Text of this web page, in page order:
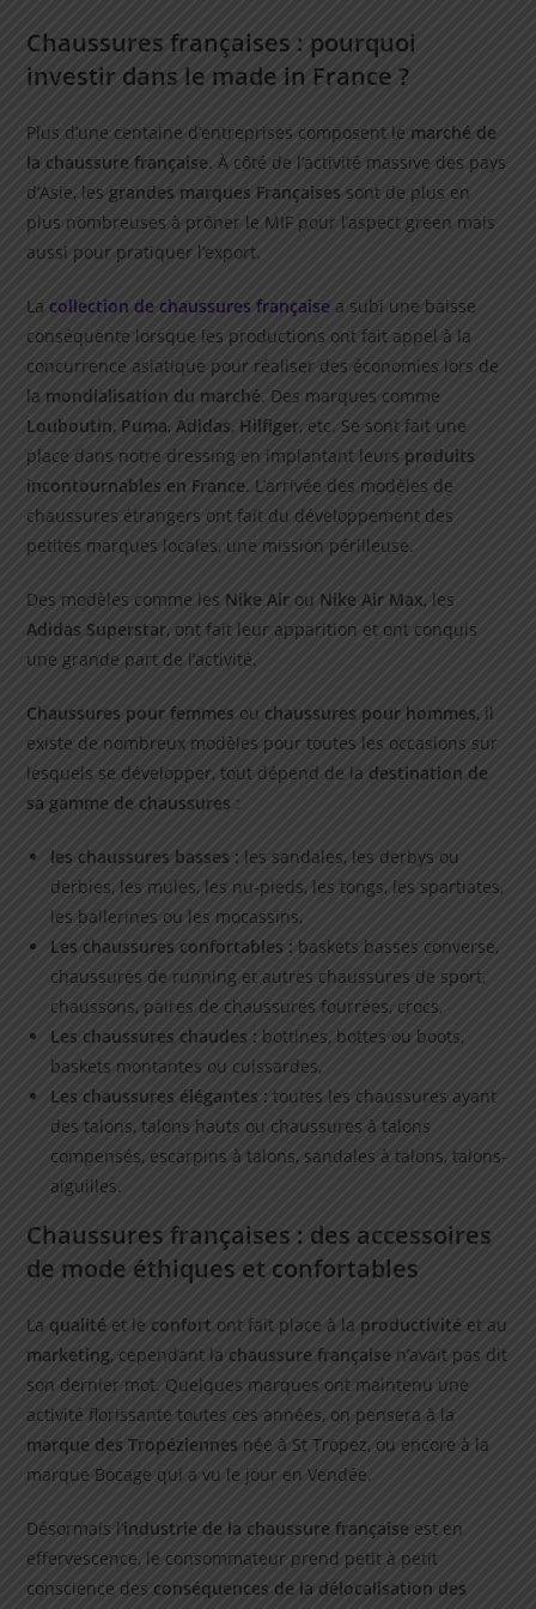
Chaussures françaises : pourquoi
investir dans le made in France ?
Plus d’une centaine d’entreprises composent le marché de
la chaussure française. À côté de l’activité massive des pays
d’Asie, lesgrandes marques Françaises sont de plus en
plus nombreuses à prôner le MIF pour l’aspect green mais
aussi pour pratiquer l’export.
Lacollection de chaussures française a subi une baisse
conséquente lorsque les productions ont fait appel à la
concurrence asiatique pour réaliser des économies lors de
la mondialisation du marché. Des marques comme
Louboutin, Puma,Adidas, Hilfiger, etc. Se sont fait une
place dans notre dressing en implantant leurs produits
incontournables en France. L’arrivée des modèles de
chaussures étrangers ont fait du développement des
petites marques locales, une mission périlleuse.
Des modèles comme les Nike Air ou Nike Air Max, les
Adidas Superstar, ont fait leur apparition et ont conquis
une grande part de l’activité.
Chaussures pour femmes ou chaussures pour hommes, il
existe de nombreux modèles pour toutes les occasions sur
lesquels se développer, tout dépend de la destination de
sa gamme de chaussures :
les chaussures basses : les sandales, les derbys ou
derbies, les mules, les nu-pieds, les tongs, les spartiates,
les ballerines ou les mocassins,
Les chaussures confortables : baskets basses converse,
chaussures de running et autres chaussures de sport,
chaussons, paires de chaussures fourrées, crocs,
Les chaussures chaudes : bottines, bottes ou boots,
baskets montantes ou cuissardes,
Les chaussures élégantes : toutes les chaussures ayant
des talons, talons hauts ou chaussures à talons
compensés, escarpins à talons, sandales à talons, talons-
aiguilles.
Chaussures françaises : des accessoires
de mode éthiques et confortables
La qualité et le confort ont fait place à la productivité et au
marketing, cependant la chaussure française n’avait pas dit
son dernier mot. Quelques marques ont maintenu une
activité florissante toutes ces années, on pensera à la
marque des Tropéziennes née à St Tropez, ou encore à la
marque Bocage qui a vu le jour en Vendée.
Désormais l’industrie de la chaussure française est en
effervescence, le consommateur prend petit à petit
conscience des conséquences de la délocalisation des